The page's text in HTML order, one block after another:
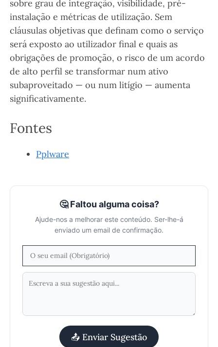
sobre grau de integração, visibilidade, pré-
instalação e métricas de utilização. Sem
cláusulas objetivas que definam como o serviço
será exposto ao utilizador final e quais as
obrigações de promoção, o risco de um acordo
de alto perfil se transformar num ativo
subaproveitado — ou num litígio — aumenta
significativamente.
Fontes
Pplware
🤔 Faltou alguma coisa?
Ajude-nos a melhorar este conteúdo. Ser-lhe-á
enviado um email de confirmação.
📤 Enviar Sugestão